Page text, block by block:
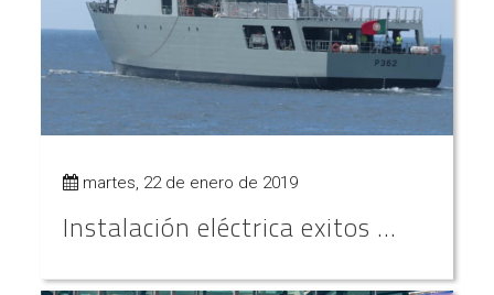
martes, 22 de enero de 2019
Instalación eléctrica exitos ...